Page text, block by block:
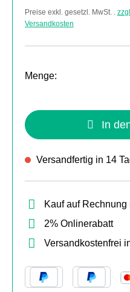
Preise exkl. gesetzl. MwSt. .
Versandkosten
Menge:
Produkt Anzahl:
In
Versandfertig in 14
Kauf auf Rechnung
2% Onlinerabatt
Versandkostenfrei